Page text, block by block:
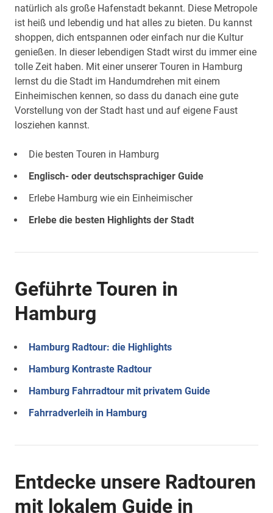
natürlich als große Hafenstadt bekannt. Diese Metropole
ist heiß und lebendig und hat alles zu bieten. Du kannst
shoppen, dich entspannen oder einfach nur die Kultur
genießen. In dieser lebendigen Stadt wirst du immer eine
tolle Zeit haben. Mit einer unserer Touren in Hamburg
lernst du die Stadt im Handumdrehen mit einem
Einheimischen kennen, so dass du danach eine gute
Vorstellung von der Stadt hast und auf eigene Faust
losziehen kannst.
Die besten Touren in Hamburg
Englisch- oder deutschsprachiger Guide
Erlebe Hamburg wie ein Einheimischer
Erlebe die besten Highlights der Stadt
Geführte Touren in
Hamburg
Hamburg Radtour: die Highlights
Hamburg Kontraste Radtour
Hamburg Fahrradtour mit privatem Guide
Fahrradverleih in Hamburg
Entdecke unsere Radtouren
mit lokalem Guide in